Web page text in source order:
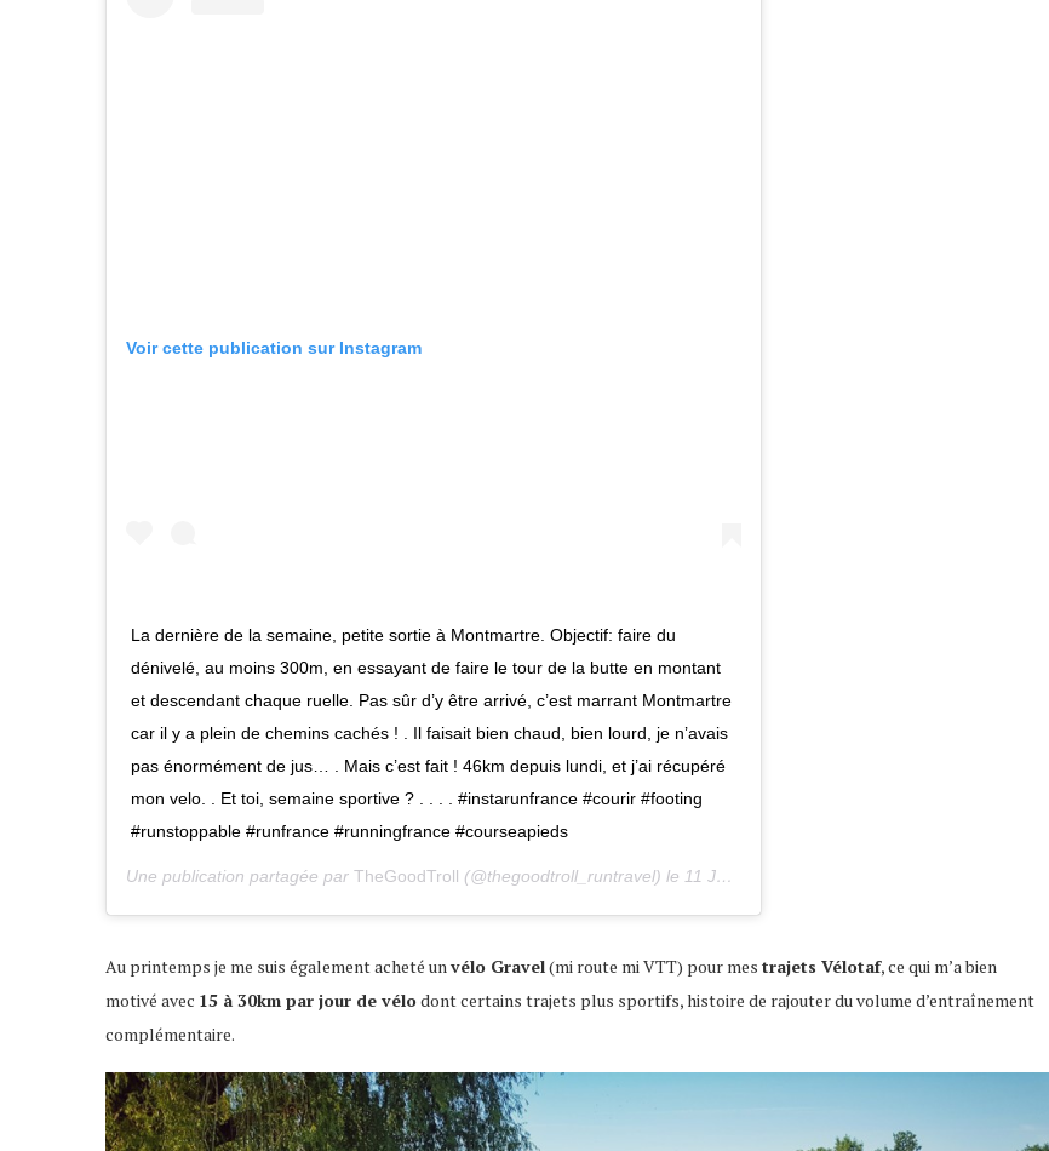
Voir cette publication sur Instagram
La dernière de la semaine, petite sortie à Montmartre. Objectif: faire du
dénivelé, au moins 300m, en essayant de faire le tour de la butte en montant
et descendant chaque ruelle. Pas sûr d’y être arrivé, c’est marrant Montmartre
car il y a plein de chemins cachés ! . Il faisait bien chaud, bien lourd, je n’avais
pas énormément de jus… . Mais c’est fait ! 46km depuis lundi, et j’ai récupéré
mon velo. . Et toi, semaine sportive ? . . . . #instarunfrance #courir #footing
#runstoppable #runfrance #runningfrance #courseapieds
Une publication partagée par TheGoodTroll (@thegoodtroll_runtravel) le 11 Juil. 2019 à 9 :32 PDT
Au printemps je me suis également acheté un vélo Gravel(mi route mi VTT) pour mes trajets Vélotaf, ce qui m’a bien
motivé avec 15 à 30km par jour de vélodont certains trajets plus sportifs, histoire de rajouter du volume d’entraînement
complémentaire.